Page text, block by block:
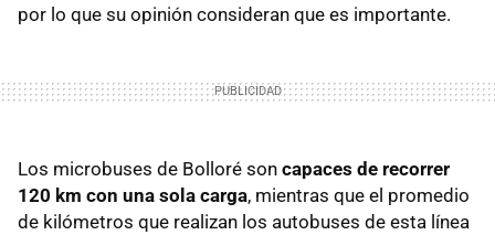
por lo que su opinión consideran que es importante.
Los microbuses de Bolloré son capaces de recorrer
120 km con una sola carga, mientras que el promedio
de kilómetros que realizan los autobuses de esta línea